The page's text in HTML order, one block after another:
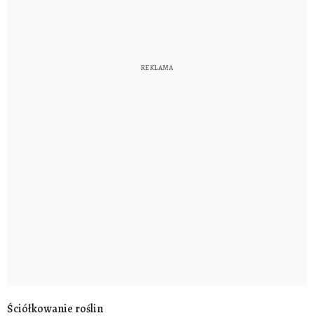
Ściółkowanie roślin